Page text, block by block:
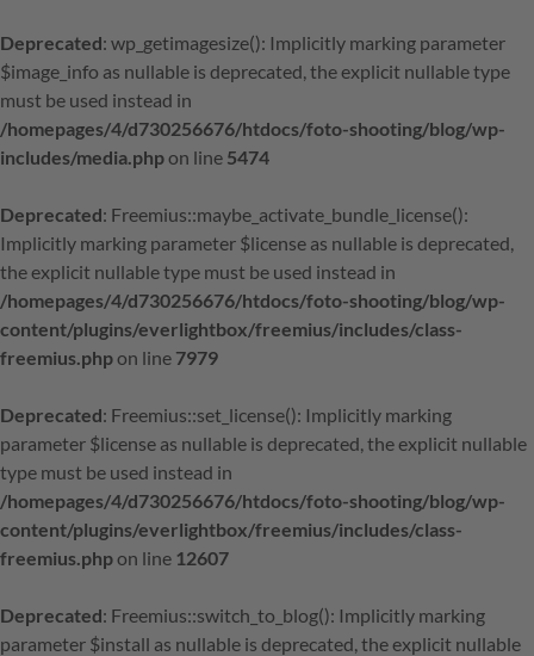
Deprecated: wp_getimagesize(): Implicitly marking parameter
$image_info as nullable is deprecated, the explicit nullable type
must be used instead in
/homepages/4/d730256676/htdocs/foto-shooting/blog/wp-
includes/media.phpon line 5474
Deprecated: Freemius::maybe_activate_bundle_license():
Implicitly marking parameter $license as nullable is deprecated,
the explicit nullable type must be used instead in
/homepages/4/d730256676/htdocs/foto-shooting/blog/wp-
content/plugins/everlightbox/freemius/includes/class-
freemius.phpon line 7979
Deprecated: Freemius::set_license(): Implicitly marking
parameter $license as nullable is deprecated, the explicit nullable
type must be used instead in
/homepages/4/d730256676/htdocs/foto-shooting/blog/wp-
content/plugins/everlightbox/freemius/includes/class-
freemius.phpon line 12607
Deprecated: Freemius::switch_to_blog(): Implicitly marking
parameter $install as nullable is deprecated, the explicit nullable